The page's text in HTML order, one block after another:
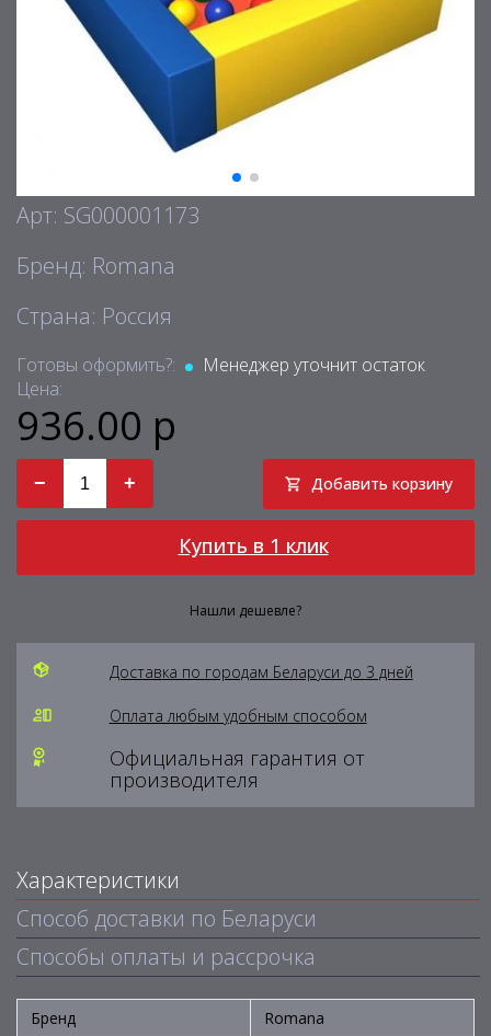
Арт: SG000001173
Бренд: Romana
Страна: Россия
Готовы оформить?:
Менеджер уточнит остаток
Цена:
936.00 р
− + Добавить корзину
Купить в 1 клик
Нашли дешевле?
Доставка по городам Беларуси до 3 дней
Оплата любым удобным способом
Официальная гарантия от
производителя
Характеристики
Способ доставки по Беларуси
Способы оплаты и рассрочка
Бренд
Romana